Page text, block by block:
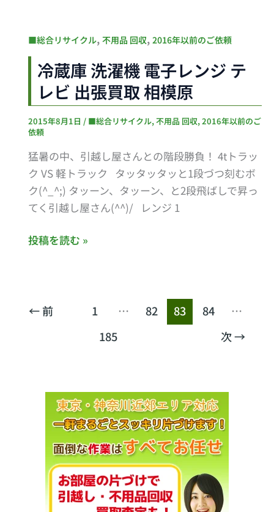
レ
の
セ
買
い
取
り
が
お
得
町
■総合リサイクル, 不用品 回収, 2016年以前のご依頼
冷蔵庫 洗濯機 電子レンジ テ
レビ 出張買取 相模原
2015年8月1日 / ■総合リサイクル,不用品 回収,2016年以前のご
依頼
猛暑の中、引越し屋さんとの階段勝負！ 4tトラッ
ク VS 軽トラック タッタッタッと1段づつ刻むボ
ク(^_^;) タッーン、タッーン、と2段飛ばしで昇っ
てく引越し屋さん(^^)/ レンジ 1
冷
蔵
濯
機
子
レ
ン
ジ
レ
買
投稿を読む »
←前 1 … 82 83 84
…
185
次→